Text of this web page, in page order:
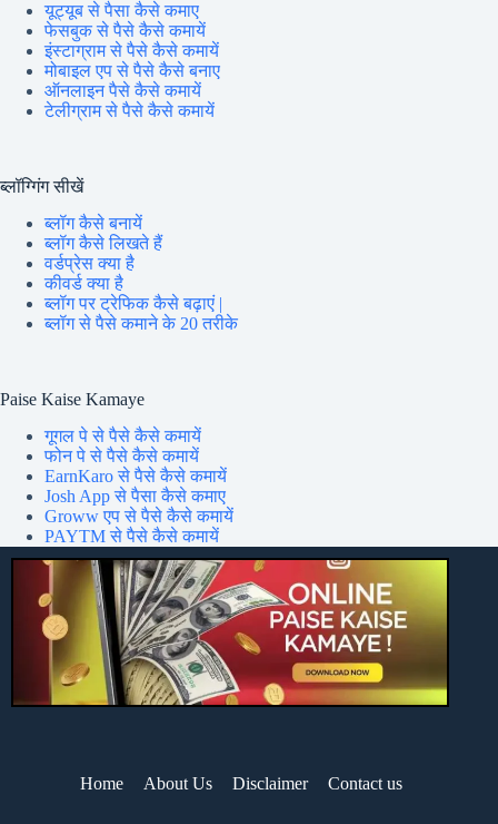
यूट्यूब से पैसा कैसे कमाए
फेसबुक से पैसे कैसे कमायें
इंस्टाग्राम से पैसे कैसे कमायें
मोबाइल एप से पैसे कैसे बनाए
ऑनलाइन पैसे कैसे कमायें
टेलीग्राम से पैसे कैसे कमायें
ब्लॉग्गिंग सीखें
ब्लॉग कैसे बनायें
ब्लॉग कैसे लिखते हैं
वर्डप्रेस क्या है
कीवर्ड क्या है
ब्लॉग पर ट्रेफिक कैसे बढ़ाएं |
ब्लॉग से पैसे कमाने के 20 तरीके
Paise Kaise Kamaye
गूगल पे से पैसे कैसे कमायें
फोन पे से पैसे कैसे कमायें
EarnKaro से पैसे कैसे कमायें
Josh App से पैसा कैसे कमाए
Groww एप से पैसे कैसे कमायें
PAYTM से पैसे कैसे कमायें
Home About Us Disclaimer Contact us